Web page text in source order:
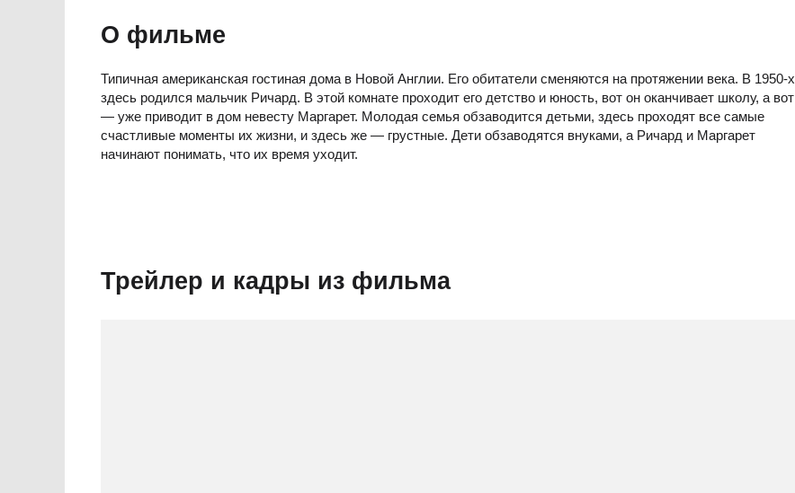
О фильме
Типичная американская гостиная дома в Новой Англии. Его обитатели сменяются на протяжении века. В 1950-х
здесь родился мальчик Ричард. В этой комнате проходит его детство и юность, вот он оканчивает школу, а вот
— уже приводит в дом невесту Маргарет. Молодая семья обзаводится детьми, здесь проходят все самые
счастливые моменты их жизни, и здесь же — грустные. Дети обзаводятся внуками, а Ричард и Маргарет
начинают понимать, что их время уходит.
Трейлер и кадры из фильма